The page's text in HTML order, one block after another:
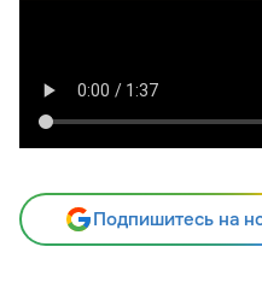
Подпишитесь на